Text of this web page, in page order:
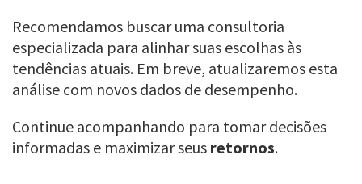
Recomendamos buscar uma consultoria
especializada para alinhar suas escolhas às
tendências atuais. Em breve, atualizaremos esta
análise com novos dados de desempenho.
Continue acompanhando para tomar decisões
informadas e maximizar seus retornos.